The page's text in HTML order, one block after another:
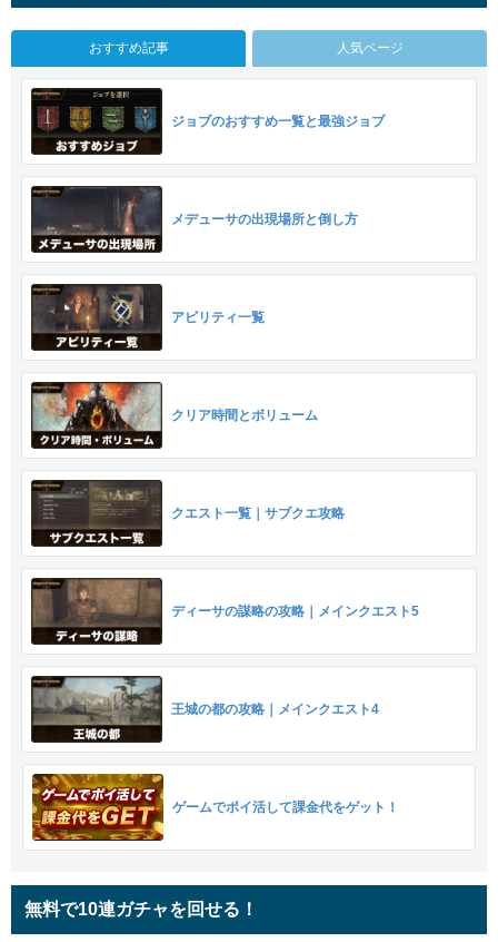
おすすめ記事 人気ページ
ジョブのおすすめ一覧と最強ジョブ
メデューサの出現場所と倒し方
アビリティ一覧
クリア時間とボリューム
クエスト一覧｜サブクエ攻略
ディーサの謀略の攻略｜メインクエスト5
王城の都の攻略｜メインクエスト4
ゲームでポイ活して課金代をゲット！
無料で10連ガチャを回せる！